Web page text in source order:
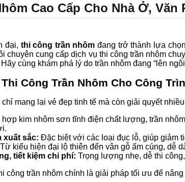
Cao Cấp Cho Nhà Ở,
đại, thi công trần nhômđang trở thành lựa
chuyên cung cấp dịch vụ thi công trần nhôm
cùng khám phá lý do trần nhôm đang “lên
Công Trần Nhôm Cho Công
mang lại vẻ đẹp tinh tế mà còn giải quyết
hợp kim nhôm sơn tĩnh điện chất lượng, trần
xuất sắc: Đặc biệt với các loại đục lỗ, giúp giảm
Từ kiểu hiện đại lộ thiên đến vân gỗ ấm cúng, dễ
tiết kiệm chi phí: Trọng lượng nhẹ, dễ thi
công trần nhôm chính là giải pháp tối ưu để